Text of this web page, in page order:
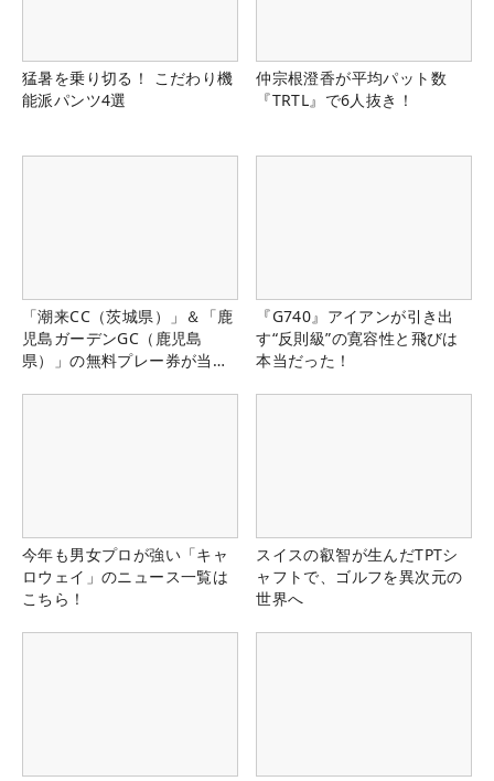
猛暑を乗り切る！ こだわり機
能派パンツ4選
仲宗根澄香が平均パット数
『TRTL』で6人抜き！
「潮来CC（茨城県）」＆「鹿
児島ガーデンGC（鹿児島
県）」の無料プレー券が当た
『G740』アイアンが引き出
す“反則級”の寛容性と飛びは
本当だった！
今年も男女プロが強い「キャ
ロウェイ」のニュース一覧は
こちら！
スイスの叡智が生んだTPTシ
ャフトで、ゴルフを異次元の
世界へ